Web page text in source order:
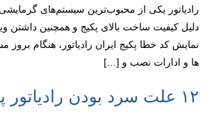
رادیاتور یکی از محبوب‌ترین سیستم‌های
دلیل کیفیت ساخت بالای پکیج و همچنین
نمایش کد خطا پکیج ایران رادیاتور، هنگام بروز
ها و ادارات نصب و […]
۱۲ علت سرد بودن رادیاتور پکیج